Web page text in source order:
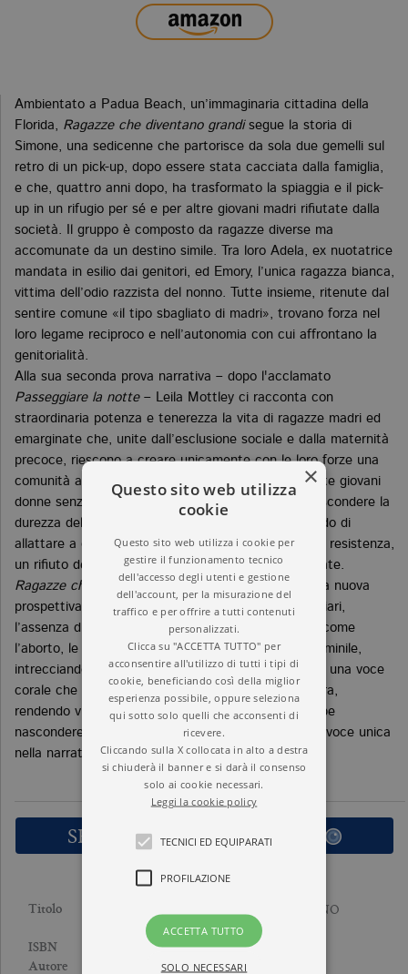
Ambientato a Padua Beach, un’immaginaria cittadina della
Florida, Ragazze che diventano grandisegue la storia di
Simone, una sedicenne che partorisce da sola due gemelli sul
retro di un pick-up, dopo essere stata cacciata dalla famiglia,
e che, quattro anni dopo, ha trasformato la spiaggia e il pick-
up in un rifugio per sé e per altre giovani madri rifiutate dalla
società. Il gruppo è composto da ragazze diverse ma
accomunate da un destino simile. Tra loro Adela, ex nuotatrice
mandata in esilio dai genitori, ed Emory, l’unica ragazza bianca,
vittima dell’odio razzista del nonno. Tutte insieme, ritenute dal
sentire comune «il tipo sbagliato di madri», trovano forza nel
loro legame reciproco e nell’autonomia con cui affrontano la
genitorialità.
Alla sua seconda prova narrativa – dopo l'acclamato
Passeggiare la notte– Leila Mottley ci racconta con
straordinaria potenza e tenerezza la vita di ragazze madri ed
emarginate che, unite dall’esclusione sociale e dalla maternità
precoce, riescono a creare unicamente con le loro forze una
comunità alternativa e solidale. Mottley ritrae queste giovani
donne senza romanticismi, senza idealizzarle né nascondere la
durezza delle loro vite. Ogni gesto di cura – dal modo di
allattare a come educano i figli – diventa un atto di resistenza,
un rifiuto delle norme sociali che le hanno condannate.
Ragazze che diventano grandiriesce a regalarci una nuova
prospettiva sulle relazioni affettive, le cicatrici familiari,
l’assenza di sostegno istituzionale, e affronta temi come
l’aborto, le relazioni queer e l’autoaffermazione femminile,
intrecciando le singole storie delle protagoniste con una voce
corale che dà corpo a una maternità ribelle e sincera,
rendendo visibili esistenze che la società preferirebbe
nascondere. E Leila Mottley si conferma come una voce unica
nella narrativa americana.
SFOGLIA LE PRIME PAGINE
Titolo
RAGAZZE CHE DIVENTANO
GRANDI
ISBN 9788833944050
Autore LEILA MOTTLEY
×
Questo sito web utilizza
cookie
Questo sito web utilizza i cookie per
gestire il funzionamento tecnico
dell'accesso degli utenti e gestione
dell'account, per la misurazione del
traffico e per offrire a tutti contenuti
personalizzati.
Clicca su "ACCETTA TUTTO" per
acconsentire all'utilizzo di tutti i tipi di
cookie, beneficiando così della miglior
esperienza possibile, oppure seleziona
qui sotto solo quelli che acconsenti di
ricevere.
Cliccando sulla X collocata in alto a destra
si chiuderà il banner e si darà il consenso
solo ai cookie necessari.
Leggi la cookie policy
TECNICI ED EQUIPARATI
PROFILAZIONE
ACCETTA TUTTO
SOLO NECESSARI